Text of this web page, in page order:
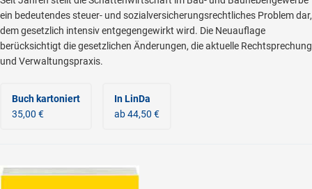
ein bedeutendes steuer- und sozialversicherungsrechtliches Problem dar,
dem gesetzlich intensiv entgegengewirkt wird. Die Neuauflage
berücksichtigt die gesetzlichen Änderungen, die aktuelle Rechtsprechung
und Verwaltungspraxis.
Buch kartoniert
35,00 €
In LinDa
ab 44,50 €